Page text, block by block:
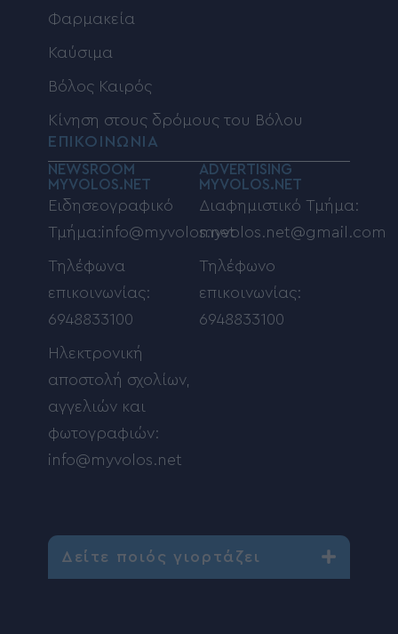
Φαρμακεία
Καύσιμα
Βόλος Καιρός
Κίνηση στους δρόμους του Βόλου
ΕΠΙΚΟΙΝΩΝΙΑ
NEWSROOM
MYVOLOS.NET
Ειδησεογραφικό
Τμήμα:info@myvolos.net
Τηλέφωνα
επικοινωνίας:
6948833100
Ηλεκτρονική
αποστολή σχολίων,
αγγελιών και
φωτογραφιών:
info@myvolos.net
ADVERTISING
MYVOLOS.NET
Διαφημιστικό Τμήμα:
myvolos.net@gmail.com
Τηλέφωνο
επικοινωνίας:
6948833100
Δείτε ποιός γιορτάζει